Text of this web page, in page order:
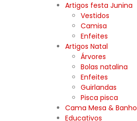
Artigos festa Junina
Vestidos
Camisa
Enfeites
Artigos Natal
Árvores
Bolas natalina
Enfeites
Guirlandas
Pisca pisca
Cama Mesa & Banho
Educativos